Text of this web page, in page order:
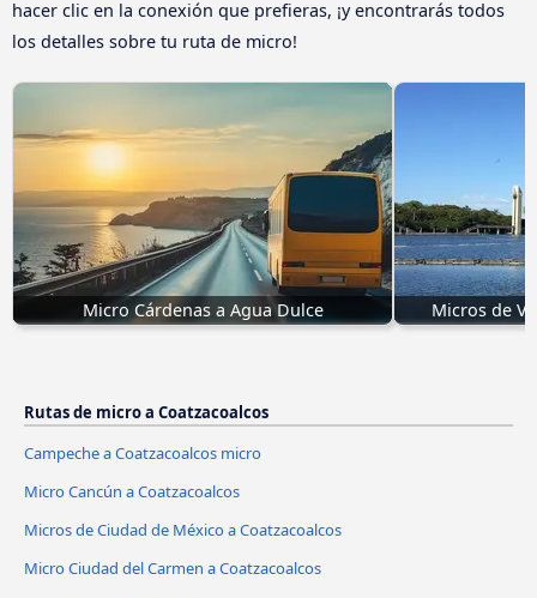
hacer clic en la conexión que prefieras, ¡y encontrarás todos
los detalles sobre tu ruta de micro!
Micro Cárdenas a Agua Dulce Micros de
Rutas de micro a Coatzacoalcos
Campeche a Coatzacoalcos micro
Micro Cancún a Coatzacoalcos
Micros de Ciudad de México a Coatzacoalcos
Micro Ciudad del Carmen a Coatzacoalcos